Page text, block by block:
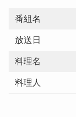
番組名
放送日
料理名
料理人